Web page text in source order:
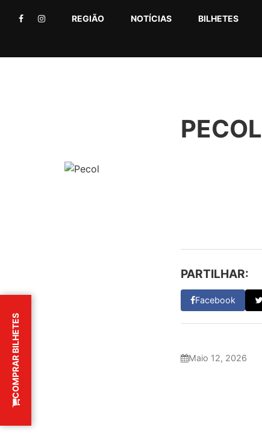
REGIÃO NOTÍCIAS BILHETES
PECOL
PARTILHAR:
Facebook
Maio 12, 2026
COMPRAR BILHETES